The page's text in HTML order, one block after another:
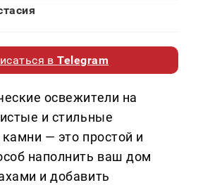
вTelegram
освежители на
и стильные
— это простой и
наполнить ваш дом
и добавить